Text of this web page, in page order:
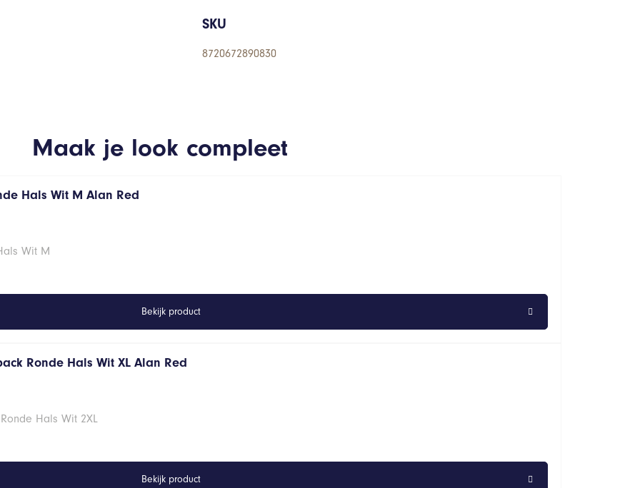
SKU
8720672890830
Maak je look compleet
Hals Wit M Alan Red
Wit M
Bekijk product
Ronde Hals Wit XL Alan Red
Hals Wit 2XL
Bekijk product